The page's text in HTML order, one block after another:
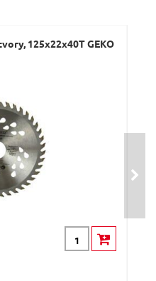
125x22x40T GEKO